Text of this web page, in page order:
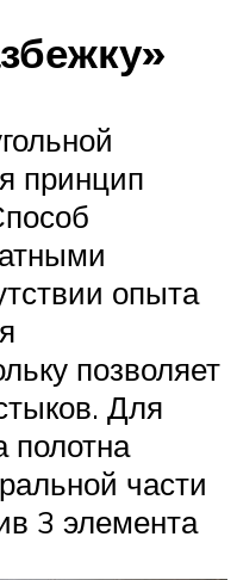
принцип
опыта
позволяет
Для
полотна
части
3 элемента